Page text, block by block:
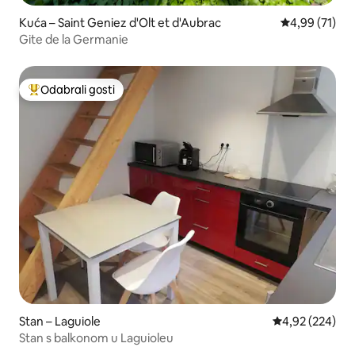
Kuća – Saint Geniez d'Olt et d'Aubrac Prosječna
4,99 (71)
Gite de la Germanie
Među najviše rangiranima s oznakom „Odabrali gosti”
Odabrali gosti
Stan – Laguiole Prosječna
4,92 (224)
Stan s balkonom u Laguioleu